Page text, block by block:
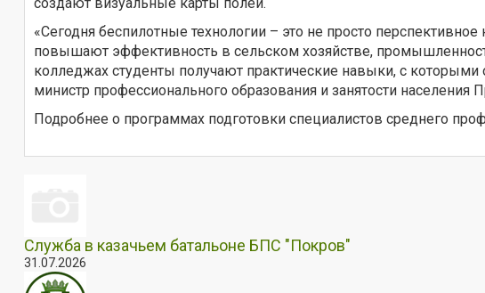
«Сегодня беспилотные технологии – это не просто
повышают эффективность в сельском хозяйстве,
колледжах студенты получают практические навыки, с
министр профессионального образования и занятости населения
Подробнее о программах подготовки специалистов среднего
Служба в казачьем батальоне БПС "Покров"
31.07.2026